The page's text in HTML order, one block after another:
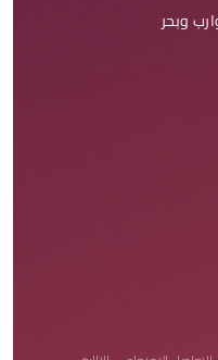
وبحر